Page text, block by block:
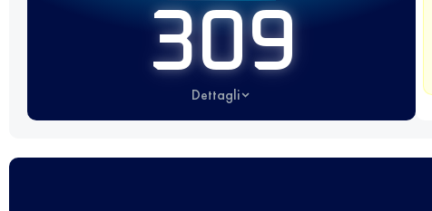
309
Dettagli